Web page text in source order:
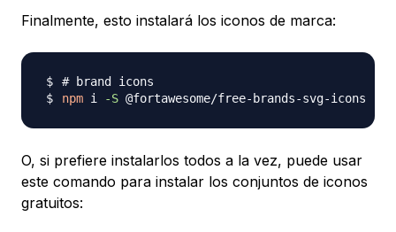
Finalmente, esto instalará los iconos de marca:
# brand icons
npm i -S
O, si prefiere instalarlos todos a la vez, puede usar
este comando para instalar los conjuntos de iconos
gratuitos: